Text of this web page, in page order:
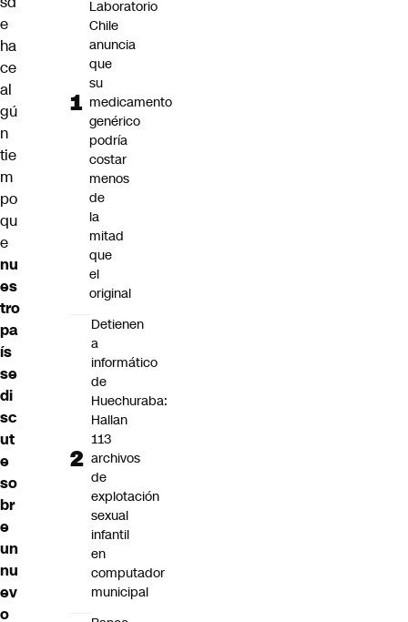
e
ha
ce
al
gú
n
tie
m
po
qu
e
nu
es
tro
pa
ís
se
di
sc
ut
e
so
br
e
un
nu
ev
o
Laboratorio
Chile
anuncia
que
su
medicamento
genérico
podría
costar
menos
de
la
mitad
que
el
original
Detienen
a
informático
de
Huechuraba:
Hallan
113
archivos
de
explotación
sexual
infantil
en
computador
municipal